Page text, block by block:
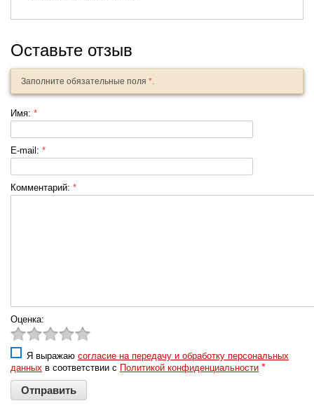
Оставьте отзыв
Заполните обязательные поля *.
Имя: *
E-mail: *
Комментарий: *
Оценка:
Я выражаю согласие на передачу и обработку персональных
данных в соответствии с Политикой конфиденциальности *